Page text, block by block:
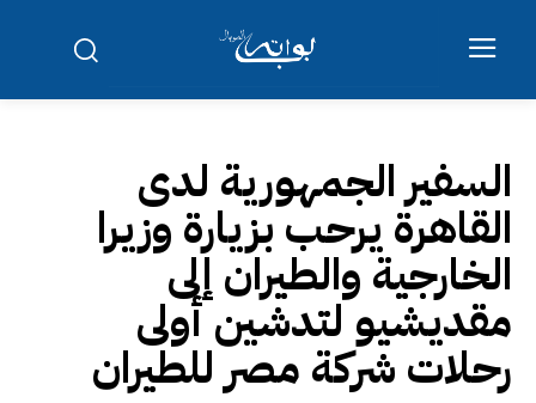
السفير الجمهورية لدى
القاهرة يرحب بزيارة وزيرا
الخارجية والطيران إلى
مقديشيو لتدشين أولى
رحلات شركة مصر للطيران